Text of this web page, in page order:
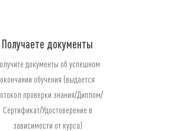
Получаете документы
документы об успешном
окончании обучения (выдается
проверки знания/Диплом/
Сертификат/Удостоверение в
зависимости от курса)